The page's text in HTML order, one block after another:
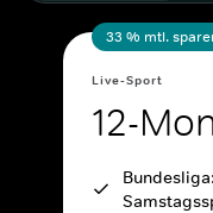
33 % mtl.
Live-Sport
12-